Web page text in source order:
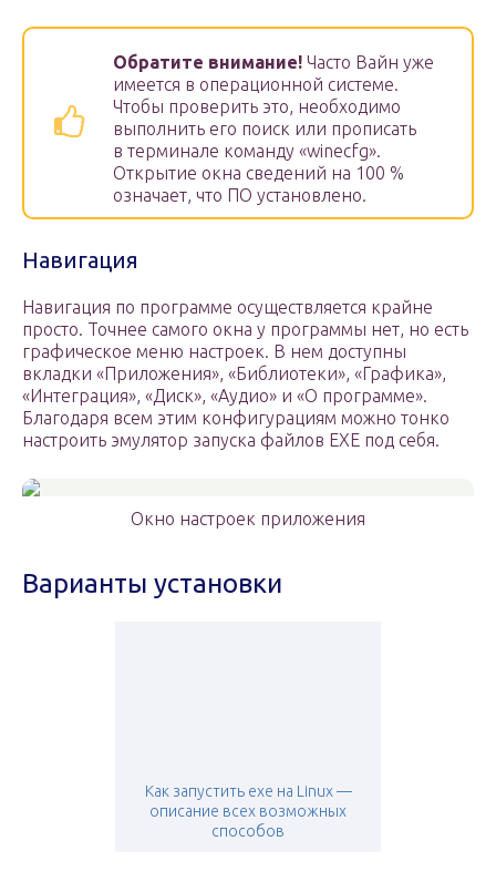
Обратите внимание! Часто Вайн уже
имеется в операционной системе.
Чтобы проверить это, необходимо
выполнить его поиск или прописать
в терминале команду «winecfg».
Открытие окна сведений на 100 %
означает, что ПО установлено.
Навигация
Навигация по программе осуществляется крайне
просто. Точнее самого окна у программы нет, но есть
графическое меню настроек. В нем доступны
вкладки «Приложения», «Библиотеки», «Графика»,
«Интеграция», «Диск», «Аудио» и «О программе».
Благодаря всем этим конфигурациям можно тонко
настроить эмулятор запуска файлов EXE под себя.
Окно настроек приложения
Варианты установки
Как запустить exe на Linux —
описание всех возможных
способов